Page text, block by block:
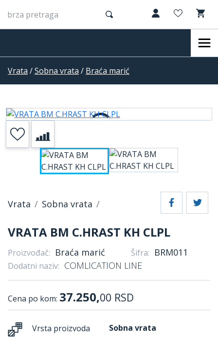
Vrata /Sobna vrata / Braća marić
Vrata Sobna vrata
VRATA BM C.HRAST KH CLPL
Proizvođač: Braća marić Šifra: BRM011
Dodatni naziv: COMLICATION LINE
Cena po kom: 37.250,00 RSD
Vrsta proizvoda Sobna vrata